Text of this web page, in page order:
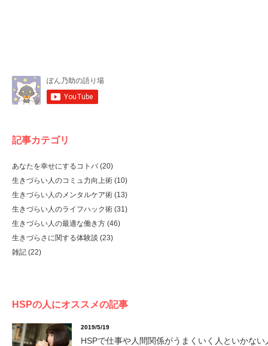
記事カテゴリ
あなたを幸せにするコトバ(20)
生きづらい人のコミュ力向上術 (10)
生きづらい人のメンタルケア術 (13)
生きづらい人のライフハック術 (31)
生きづらい人の最適な働き方 (46)
生きづらさに関する体験談 (23)
雑記 (22)
HSPの人にオススメの記事
2019/5/19
HSPで仕事や人間関係がうまくいく人といかない